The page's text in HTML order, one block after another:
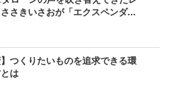
さきいさおが「エクスペンダ...
】つくりたいものを追求できる環
は